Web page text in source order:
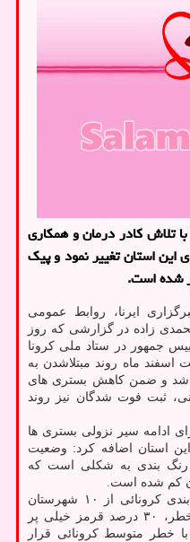
با تلاش کادر درمان و همکاری
استان تغییر نمود و پیک
شده است.
ایرنا، روابط عمومی
زاده در گزارشی که روز
جمهور در ستاد ملی کرونا
اسفند ماه روند مبتلاشدن به
شد و ضمن کاهش بستری های
ثبت فوت شدگان نیز روند
ادامه سیر نزولی بستری ها
استان اضافه کرد: وضعیت
رنگ بندی به شکلی است که
کم شده است.
محمدی زاده افزود: بر طبق رنگ بندی کرونائی از ۱۰ شهرستان
استان بوشهر ۴۰ درصد نارنجی پرخطر، ۳۰ درصد قرمز خیلی پر
با خطر متوسط کرونائی قرار